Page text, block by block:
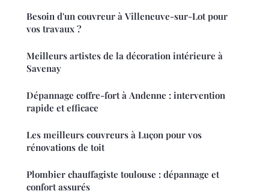
Besoin d'un couvreur à Villeneuve-sur-Lot pour
vos travaux ?
Meilleurs artistes de la décoration intérieure à
Savenay
Dépannage coffre-fort à Andenne : intervention
rapide et efficace
Les meilleurs couvreurs à Luçon pour vos
rénovations de toit
Plombier chauffagiste toulouse : dépannage et
confort assurés